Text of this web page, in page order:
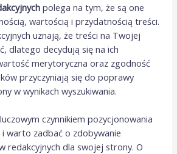
polega na tym, że są one
wartością i przydatnością treści.
uznają, że treści na Twojej
dlatego decydują się na ich
merytoryczna oraz zgodność
przyczyniają się do poprawy
w wynikach wyszukiwania.
czynnikiem pozycjonowania
warto zadbać o zdobywanie
redakcyjnych dla swojej strony. O